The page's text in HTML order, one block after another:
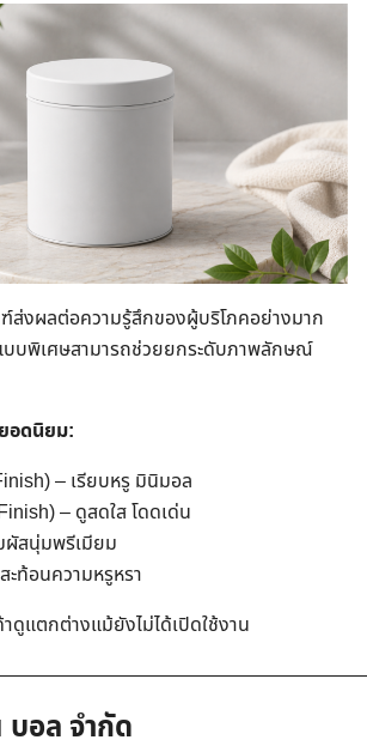
งผลต่อความรู้สึกของผู้บริโภคอย่างมาก
บบพิเศษสามารถช่วยยกระดับภาพลักษณ์
อดนิยม:
– เรียบหรู มินิมอล
– ดูสดใส โดดเด่น
ผัสนุ่มพรีเมียม
ท้อนความหรูหรา
แตกต่างแม้ยังไม่ได้เปิดใช้งาน
บอล จำกัด